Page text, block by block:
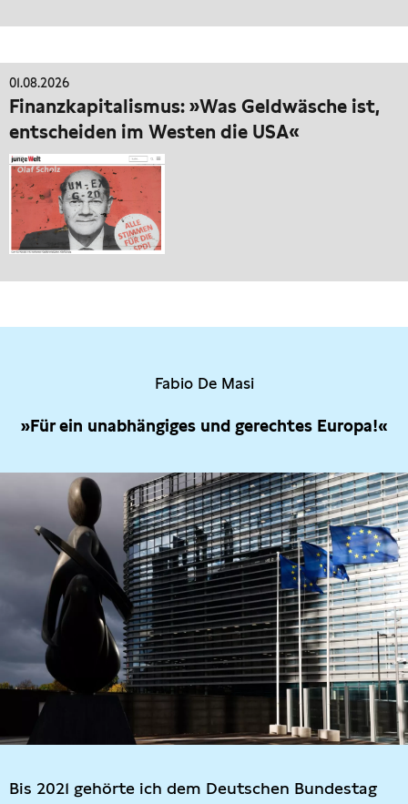
01.08.2026
Finanzkapitalismus: »Was Geldwäsche ist,
entscheiden im Westen die USA«
Fabio De Masi
»Für ein unabhängiges und gerechtes Europa!«
Bis 2021 gehörte ich dem Deutschen Bundestag